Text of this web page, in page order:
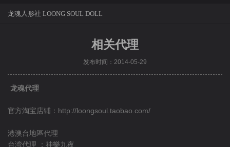
龙魂人形社 LOONG SOUL DOLL
相关代理
发布时间：2014-05-29
龙魂代理
官方淘宝店铺： http://loongsoul.taobao.com/
港澳台地區代理
台湾代理 ：神樂九夜